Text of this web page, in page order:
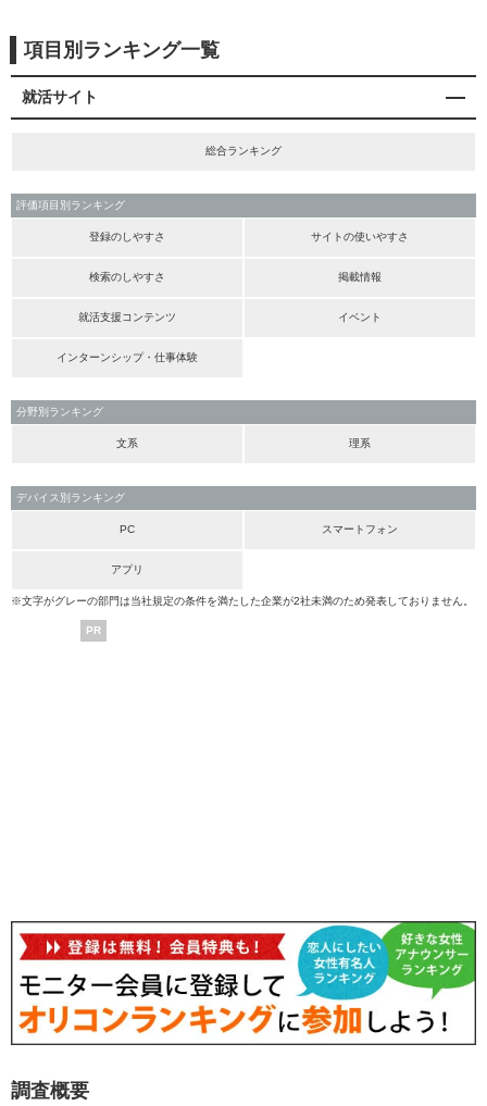
項目別ランキング一覧
就活サイト
総合ランキング
評価項目別ランキング
登録のしやすさ サイトの使いやすさ
検索のしやすさ 掲載情報
就活支援コンテンツ イベント
インターンシップ・仕事体験
分野別ランキング
文系 理系
デバイス別ランキング
PC スマートフォン
アプリ
※文字がグレーの部門は当社規定の条件を満たした企業が2社未満のため発表しておりません。
PR
調査概要